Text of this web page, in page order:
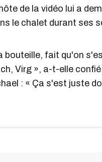
de la vidéo lui a
le chalet durant ses
bouteille, fait qu'on
Virg », a-t-elle
: « Ça s'est juste